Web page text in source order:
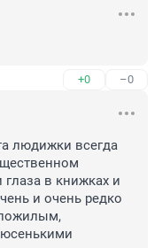
+0 –0
людижки всегда
в книжках и
и очень редко
пожилым,